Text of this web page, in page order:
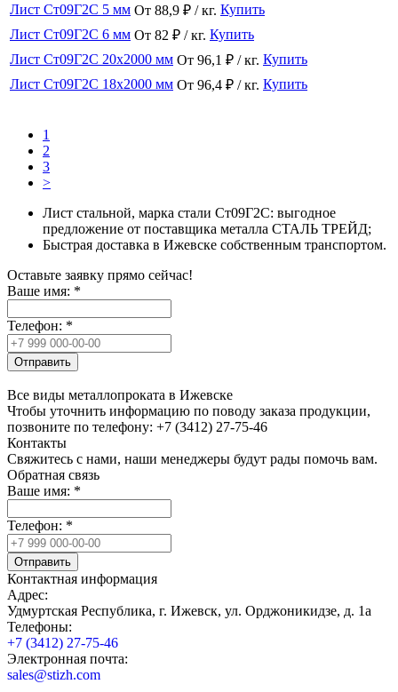
Лист Ст09Г2С 5 мм От 88,9 ₽ / кг. Купить
Лист Ст09Г2С 6 мм От 82 ₽ / кг. Купить
Лист Ст09Г2С 20x2000 мм От 96,1 ₽ / кг. Купить
Лист Ст09Г2С 18x2000 мм От 96,4 ₽ / кг. Купить
1
2
3
>
Лист стальной, марка стали Ст09Г2С: выгодное
предложение от поставщика металла СТАЛЬ ТРЕЙД;
Быстрая доставка в Ижевске собственным транспортом.
Оставьте заявку прямо сейчас!
Ваше имя: *
Телефон: *
Отправить
Все виды металлопроката в Ижевске
Чтобы уточнить информацию по поводу заказа продукции,
позвоните по телефону: +7 (3412) 27-75-46
Контакты
Свяжитесь с нами, наши менеджеры будут рады помочь вам.
Обратная связь
Ваше имя: *
Телефон: *
Отправить
Контактная информация
Адрес:
Удмуртская Республика, г. Ижевск, ул. Орджоникидзе, д. 1а
Телефоны:
+7 (3412) 27-75-46
Электронная почта:
sales@stizh.com